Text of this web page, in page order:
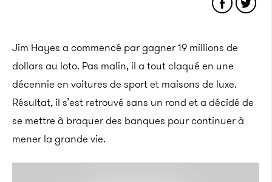
Jim Hayes a commencé par gagner 19 millions de
dollars au loto. Pas malin, il a tout claqué en une
décennie en voitures de sport et maisons de luxe.
Résultat, il s’est retrouvé sans un rond et a décidé de
se mettre à braquer des banques pour continuer à
mener la grande vie.